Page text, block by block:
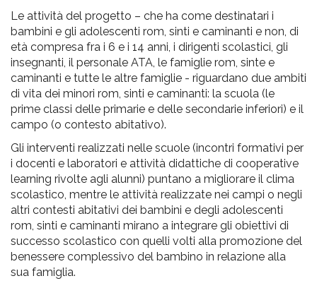
Le attività del progetto – che ha come destinatari i
bambini e gli adolescenti rom, sinti e caminanti e non, di
età compresa fra i 6 e i 14 anni, i dirigenti scolastici, gli
insegnanti, il personale ATA, le famiglie rom, sinte e
caminanti e tutte le altre famiglie - riguardano due ambiti
di vita dei minori rom, sinti e caminanti: la scuola (le
prime classi delle primarie e delle secondarie inferiori) e il
campo (o contesto abitativo).
Gli interventi realizzati nelle scuole (incontri formativi per
i docenti e laboratori e attività didattiche di cooperative
learning rivolte agli alunni) puntano a migliorare il clima
scolastico, mentre le attività realizzate nei campi o negli
altri contesti abitativi dei bambini e degli adolescenti
rom, sinti e caminanti mirano a integrare gli obiettivi di
successo scolastico con quelli volti alla promozione del
benessere complessivo del bambino in relazione alla
sua famiglia.